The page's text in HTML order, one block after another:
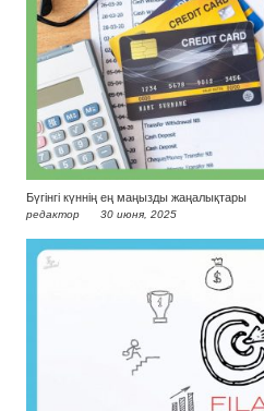
Бүгінгі күннің ең маңызды жаңалықтары
редактор 30 июня, 2025